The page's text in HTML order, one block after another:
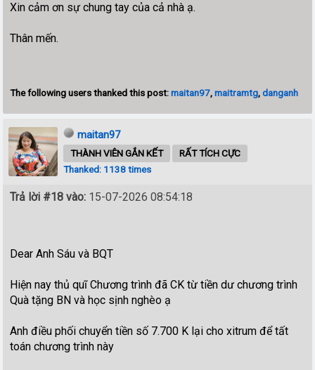
Xin cảm ơn sự chung tay của cả nhà ạ.
Thân mến.
The following users thanked this post:maitan97,maitramtg,danganh
maitan97
THÀNH VIÊN GẮN KẾT
RẤT TÍCH CỰC
Thanked: 1138 times
Trả lời #18 vào: 15-07-2026 08:54:18
Dear Anh Sáu và BQT
Hiện nay thủ quĩ Chương trình đã CK từ tiền dư chương trình
Quà tặng BN và học sịnh nghèo ạ
Anh điều phối chuyển tiền số 7.700 K lại cho xitrum để tất
toán chương trình này